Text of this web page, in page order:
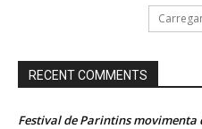
RECENT COMMENTS
Festival de Parintins movimenta